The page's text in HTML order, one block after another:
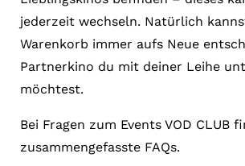
jederzeit wechseln. Natürlich
Warenkorb immer aufs Neue
Partnerkino du mit deiner Leihe
möchtest.
Bei Fragen zum Events VOD CLUB
zusammengefasste FAQs.